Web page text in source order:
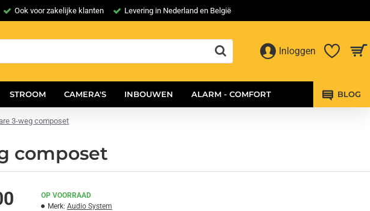
Ook voor zakelijke klanten Levering in Nederland en België
Inloggen
STROOM CAMERA'S INBOUWEN ALARM - COMFORT BLOG
3-weg composet
composet
OP VOORRAAD
Merk: Audio System